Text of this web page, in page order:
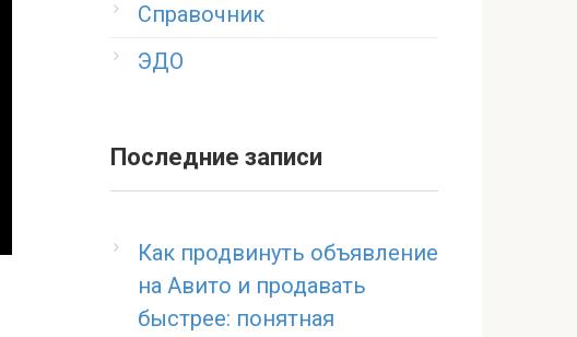
Справочник
ЭДО
Последние записи
Как продвинуть объявление
на Авито и продавать
быстрее: понятная